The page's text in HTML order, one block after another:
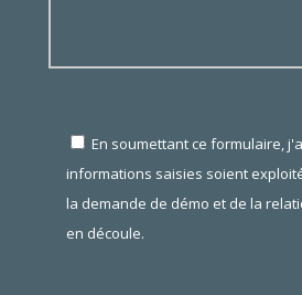
En soumettant ce formulaire,
informations saisies soient
la demande de démo et de la
en découle.